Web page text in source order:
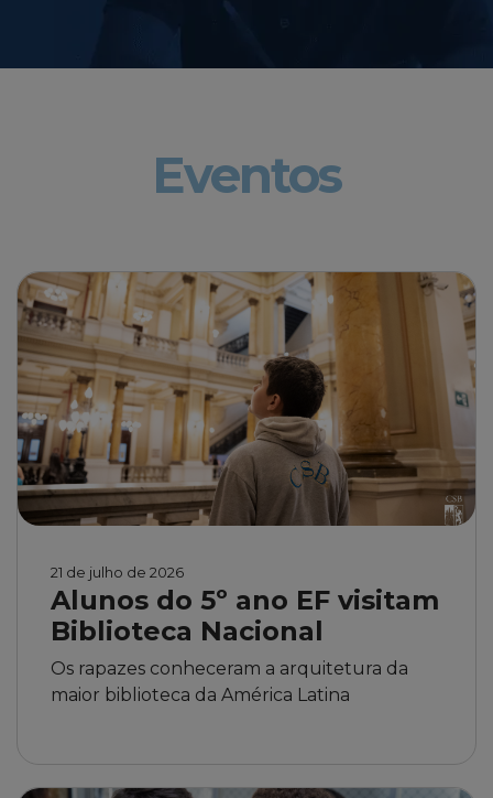
Eventos
21 de julho de 2026
Alunos do 5º ano EF visitam
Biblioteca Nacional
Os rapazes conheceram a arquitetura da
maior biblioteca da América Latina